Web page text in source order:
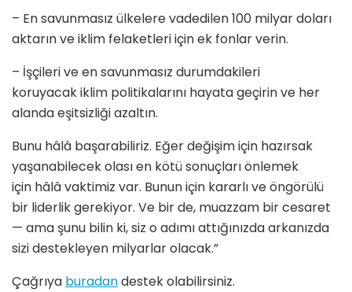
– En savunmasız ülkelere vadedilen 100 milyar doları
aktarın ve iklim felaketleri için ek fonlar verin.
– İşçileri ve en savunmasız durumdakileri
koruyacak iklim politikalarını hayata geçirin ve her
alanda eşitsizliği azaltın.
Bunu hâlâ başarabiliriz. Eğer değişim için hazırsak
yaşanabilecek olası en kötü sonuçları önlemek
için hâlâ vaktimiz var. Bunun için kararlı ve öngörülü
bir liderlik gerekiyor. Ve bir de, muazzam bir cesaret
— ama şunu bilin ki, siz o adımı attığınızda arkanızda
sizi destekleyen milyarlar olacak.”
Çağrıya buradandestek olabilirsiniz.